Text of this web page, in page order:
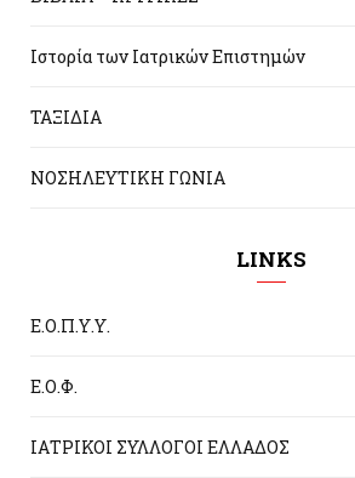
Ιστορία των Ιατρικών Επιστημών
ΤΑΞΙΔΙΑ
ΝΟΣΗΛΕΥΤΙΚΗ ΓΩΝΙΑ
LINKS
Ε.Ο.Π.Υ.Υ.
Ε.Ο.Φ.
ΙΑΤΡΙΚΟΙ ΣΥΛΛΟΓΟΙ ΕΛΛΑΔΟΣ